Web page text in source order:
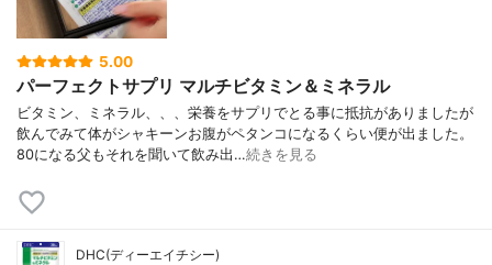
5.00
パーフェクトサプリ マルチビタミン＆ミネラル
ビタミン、ミネラル、、、栄養をサプリでとる事に抵抗がありましたが
飲んでみて体がシャキーンお腹がペタンコになるくらい便が出ました。
80になる父もそれを聞いて飲み出…続きを見る
DHC(ディーエイチシー)